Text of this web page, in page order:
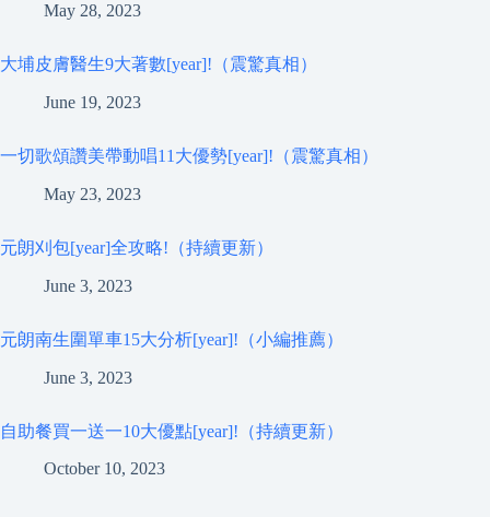
May 28, 2023
大埔皮膚醫生9大著數[year]!（震驚真相）
June 19, 2023
一切歌頌讚美帶動唱11大優勢[year]!（震驚真相）
May 23, 2023
元朗刈包[year]全攻略!（持續更新）
June 3, 2023
元朗南生圍單車15大分析[year]!（小編推薦）
June 3, 2023
自助餐買一送一10大優點[year]!（持續更新）
October 10, 2023